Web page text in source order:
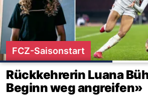
FCZ-Saisonstart
Rückkehrerin Luana
Beginn weg angreifen»